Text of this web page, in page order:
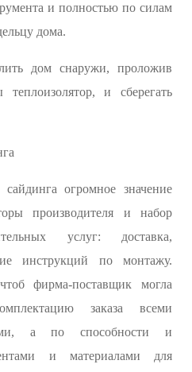
и полностью по силам
дома.
дом снаружи, проложив
и сберегать
огромное значение
производителя и набор
услуг: доставка,
инструкций по монтажу.
фирма-поставщик могла
заказа всеми
а по способности и
и материалами для